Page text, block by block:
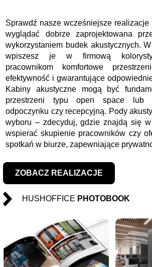
Sprawdź nasze wcześniejsze
wyglądać dobrze zaprojektowana
wykorzystaniem budek akustycznych.
wpiszesz je w firmową
pracownikom komfortowe
efektywność i gwarantujące
Kabiny akustyczne mogą być
przestrzeni typu open space lub
odpoczynku czy recepcyjną. Pody
wyboru – zdecyduj, gdzie znajdą się
wspierać skupienie pracowników czy
spotkań w biurze, zapewniające
ZOBACZ REALIZACJE
HUSHOFFICE PHOTOBOOK